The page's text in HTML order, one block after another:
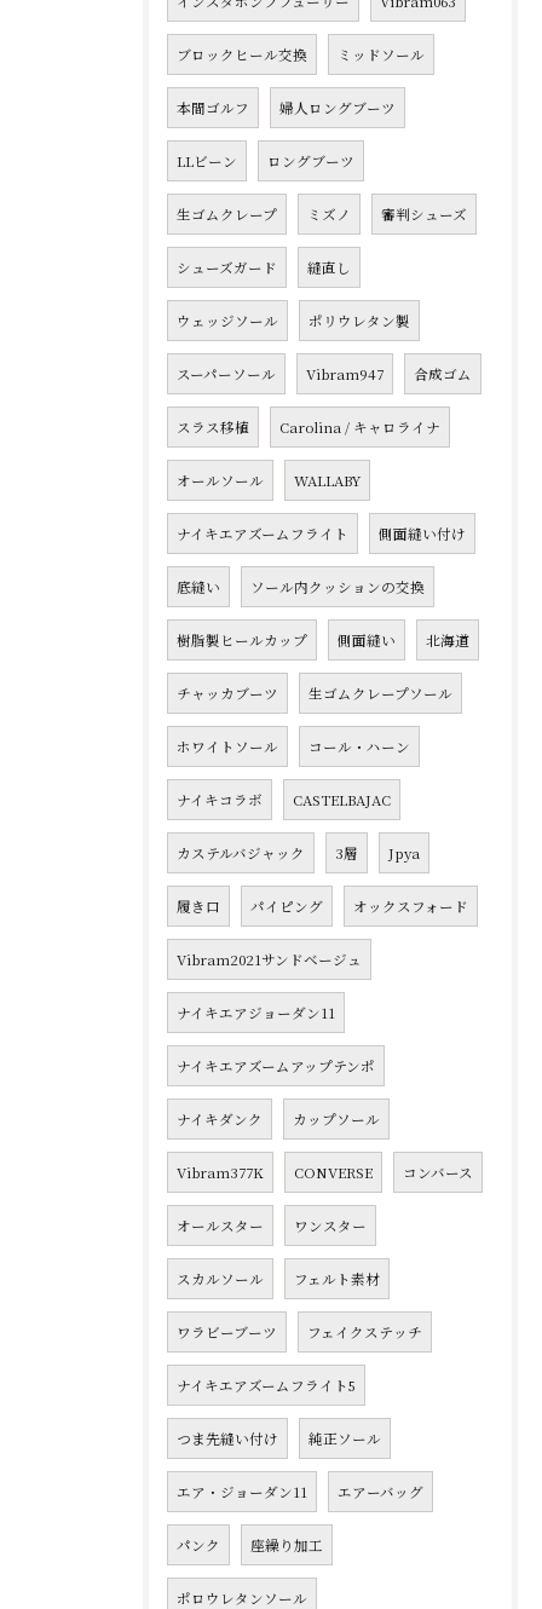
ブロックヒール交換 ミッドソール
本間ゴルフ 婦人ロングブーツ
LLビーン ロングブーツ
生ゴムクレープ ミズノ 審判シューズ
シューズガード 縫直し
ウェッジソール ポリウレタン製
スーパーソール Vibram947 合成ゴム
スラス移植 Carolina / キャロライナ
オールソール WALLABY
ナイキエアズームフライト 側面縫い付け
底縫い ソール内クッションの交換
樹脂製ヒールカップ 側面縫い 北海道
チャッカブーツ 生ゴムクレープソール
ホワイトソール コール・ハーン
ナイキコラボ CASTELBAJAC
カステルバジャック 3層 Jpya
履き口 パイピング オックスフォード
Vibram2021サンドベージュ
ナイキエアジョーダン11
ナイキエアズームアップテンポ
ナイキダンク カップソール
Vibram377K CONVERSE コンバース
オールスター ワンスター
スカルソール フェルト素材
ワラビーブーツ フェイクステッチ
ナイキエアズームフライト5
つま先縫い付け 純正ソール
エア・ジョーダン11 エアーバッグ
パンク 座繰り加工
ポロウレタンソール